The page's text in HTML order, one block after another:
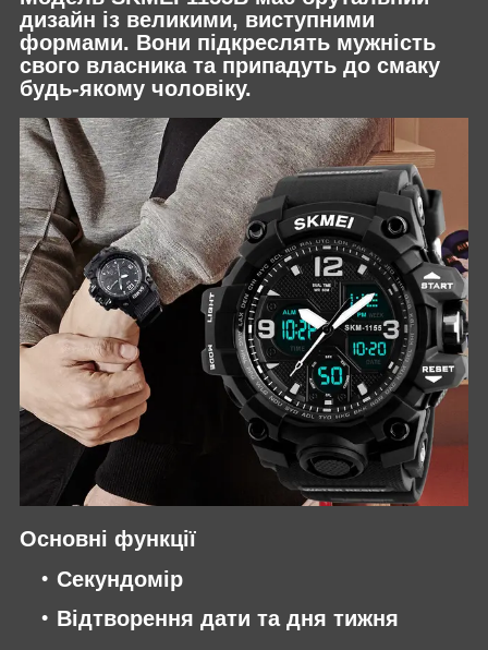
дизайн із великими, виступними
формами. Вони підкреслять мужність
свого власника та припадуть до смаку
будь-якому чоловіку.
Основні функції
Секундомір
Відтворення дати та дня тижня